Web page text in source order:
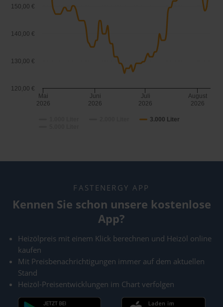
3.000 Liter
Mai
2026
Juni
2026
Juli
2026
August
2026
120,00 €
130,00 €
140,00 €
150,00 €
FASTENERGY APP
Kennen Sie schon unsere kostenlose
App?
Heizölpreis mit einem Klick berechnen und Heizöl online
kaufen
Mit Preisbenachrichtigungen immer auf dem aktuellen
Stand
Heizöl-Preisentwicklungen im Chart verfolgen